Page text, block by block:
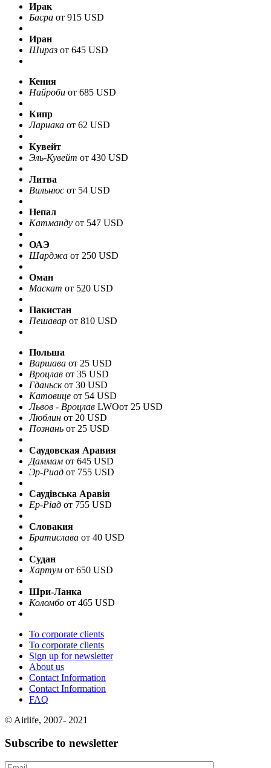
Ирак
Басра от 915 USD
Иран
Шираз от 645 USD
Кения
Найроби от 685 USD
Кипр
Ларнака от 62 USD
Кувейт
Эль-Кувейт от 430 USD
Литва
Вильнюс от 54 USD
Непал
Катманду от 547 USD
ОАЭ
Шарджа от 250 USD
Оман
Маскат от 520 USD
Пакистан
Пешавар от 810 USD
Польша
Варшава от 25 USD
Вроцлав от 35 USD
Гданьск от 30 USD
Катовице от 54 USD
Львов - Вроцлав LWOот 25 USD
Люблин от 20 USD
Познань от 25 USD
Саудовская Аравия
Даммам от 645 USD
Эр-Риад от 755 USD
Саудівська Аравія
Ер-Ріад от 755 USD
Словакия
Братислава от 40 USD
Судан
Хартум от 650 USD
Шри-Ланка
Коломбо от 465 USD
To corporate clients
To corporate clients
Sign up for newsletter
About us
Contact Information
Contact Information
FAQ
© Airlife, 2007- 2021
Subscribe to newsletter